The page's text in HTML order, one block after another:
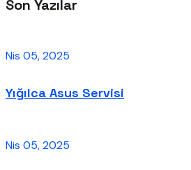
Son Yazılar
Nis 05, 2025
Yığılca Asus Servisi
Nis 05, 2025